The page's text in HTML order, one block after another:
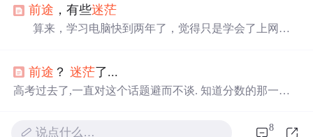
作中，似乎发现一起共事的所有程序员都比自己聪明...
自己处在什么水平，面试了好几家公司了，但是技术面试
确实人家没给什么机会，毕竟可能人家觉得我很差，现在
也在找啊，哎都怪自己。 2019.4.28...
前途 ，有些迷茫
算来，学习电脑快到两年了，觉得只是学会了上网，
人这样描述我们“就像趴在窗户上的蚊子，
的，道路却是没有的”，时间过得真的很快，大学已经过了
前途 ？迷茫了...
高考过去了,一直对这个话题避而不谈. 知道分数的那一刻,
日渐佝偻的身体... 我的心好痛好痛.... 看着天上的月亮.... 我
说点什么… 8